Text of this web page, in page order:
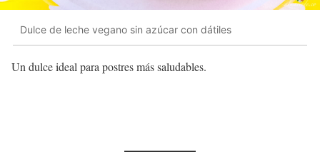
Dulce de leche vegano sin azúcar con dátiles
Un dulce ideal para postres más saludables.